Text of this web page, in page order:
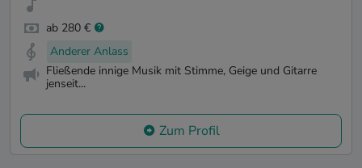
ab 280 €
Anderer Anlass
Fließende innige Musik mit Stimme, Geige und Gitarre
jenseit...
Zum Profil